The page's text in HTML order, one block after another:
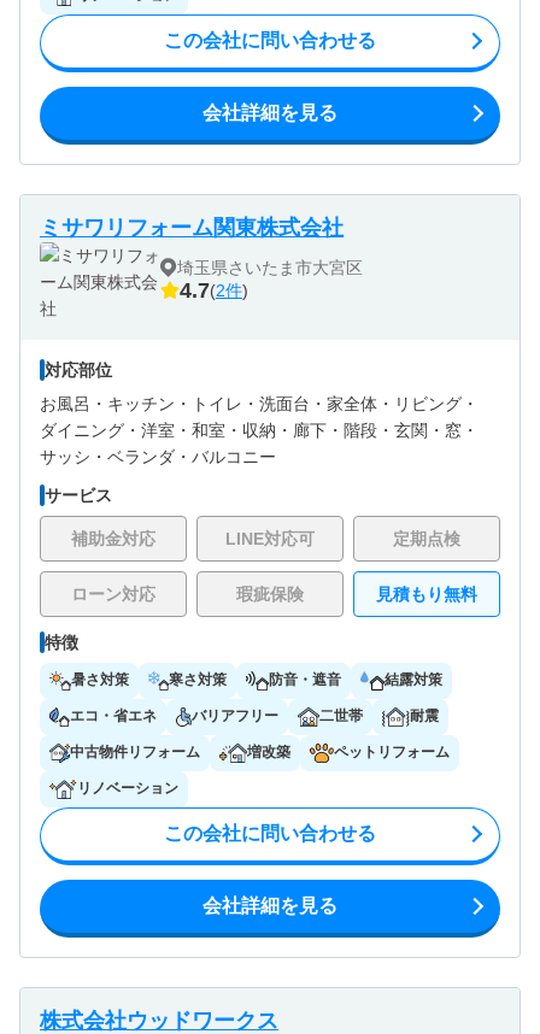
この会社に問い合わせる
会社詳細を見る
ミサワリフォーム関東株式会社
埼玉県さいたま市大宮区
4.7(2件)
対応部位
お風呂・ キッチン・ トイレ・ 洗面台・ 家全体・ リビング・
ダイニング・ 洋室・ 和室・ 収納・ 廊下・ 階段・ 玄関・ 窓・
サッシ・ ベランダ・バルコニー
サービス
補助金対応 LINE対応可 定期点検
ローン対応 瑕疵保険 見積もり無料
特徴
暑さ対策 寒さ対策 防音・遮音 結露対策
エコ・省エネ バリアフリー 二世帯 耐震
中古物件リフォーム 増改築 ペットリフォーム
リノベーション
この会社に問い合わせる
会社詳細を見る
株式会社ウッドワークス